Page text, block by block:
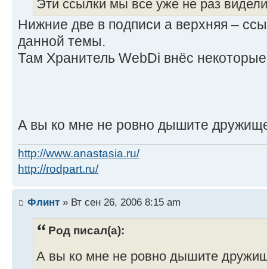
Эти ссылки мы все уже не раз
Нижние две в подписи а верхняя –
данной темы.
Там Хранитель WebDi внёс
А вы ко мне не ровно дышите
http://www.anastasia.ru/
http://rodpart.ru/
Флинт » Вт сен 26, 2006 8:15 am
Род писал(а):
А вы ко мне не ровно дышите